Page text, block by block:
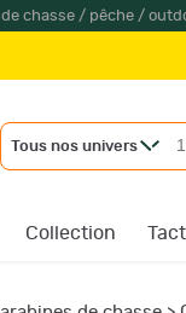
chasse / pêche /
Tous nos univers
Collection